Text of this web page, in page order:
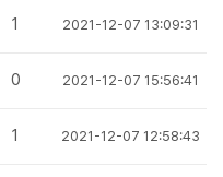
1 2021-12-07 13:09:31
0 2021-12-07 15:56:41
1 2021-12-07 12:58:43